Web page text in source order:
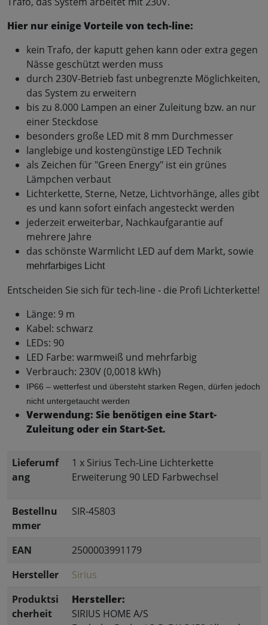
Hier nur einige Vorteile von tech-line:
kein Trafo, der kaputt gehen kann oder extra gegen
Nässe geschützt werden muss
durch 230V-Betrieb fast unbegrenzte Möglichkeiten,
das System zu erweitern
bis zu 8.000 Lampen an einer Zuleitung bzw. an nur
einer Steckdose
besonders große LED mit 8 mm Durchmesser
langlebige und kostengünstige LED Technik
als Zeichen für "Green Energy" ist ein grünes
Lämpchen verbaut
Lichterkette, Sterne, Netze, Lichtvorhänge, alles gibt
es und kann sofort einfach angesteckt werden
jederzeit erweiterbar, Nachkaufgarantie auf
mehrere Jahre
das schönste Warmlicht LED auf dem Markt, sowie
mehrfarbiges Licht
Entscheiden Sie sich für tech-line - die Profi Lichterkette!
Länge: 9 m
Kabel: schwarz
LEDs: 90
LED Farbe: warmweiß und mehrfarbig
Verbrauch: 230V (0,0018 kWh)
IP66 – wetterfest und übersteht starken Regen, dürfen jedoch
nicht untergetaucht werden
Verwendung: Sie benötigen eine Start-
Zuleitung oder ein Start-Set.
Lieferumf
ang
1 x Sirius Tech-Line Lichterkette
Erweiterung 90 LED Farbwechsel
Bestellnu
mmer
SIR-45803
EAN
2500003991179
Hersteller
Sirius
Produktsi
cherheit
Hersteller:
SIRIUS HOME A/S